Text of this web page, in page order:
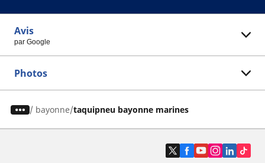
Avis
par Google
Photos
/ bayonne taquipneu bayonne marines